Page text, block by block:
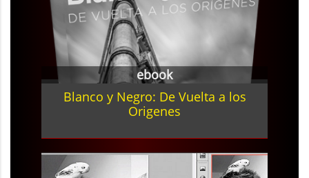
ebook
Blanco y Negro: De Vuelta a los
Origenes